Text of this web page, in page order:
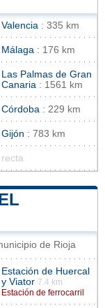
Valencia : 335 km
Málaga : 176 km
Las Palmas de Gran
Canaria : 1561 km
Córdoba : 229 km
Gijón : 783 km
de Rioja
Estación de Huercal
y Viator 7.4 km
Estación de ferrocarril